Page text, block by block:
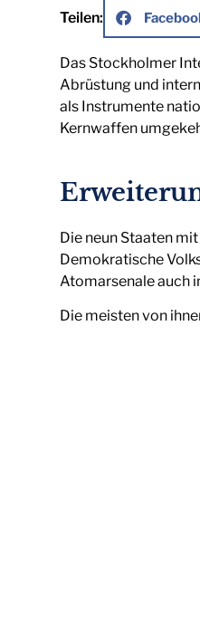
Teilen:
Das Stockholmer
Abrüstung und
als Instrumente
Kernwaffen
Die neun Staaten
Demokratische
Atomarsenale auch
Die meisten von